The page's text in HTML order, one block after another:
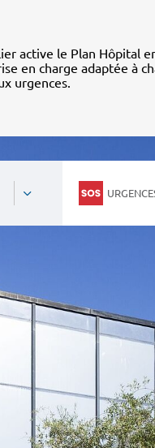
active le Plan Hôpital
en charge adaptée à
urgences.